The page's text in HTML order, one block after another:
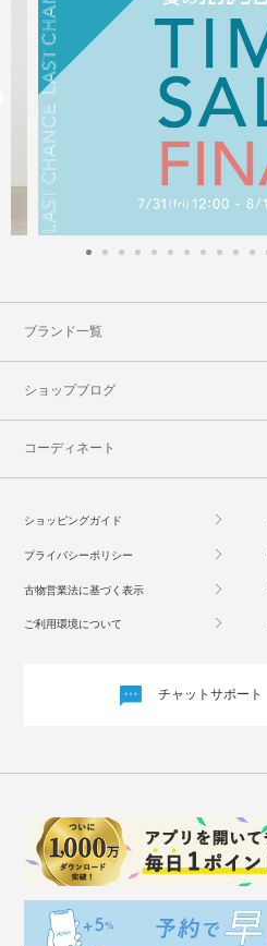
ブランド一覧
ショップブログ
コーディネート
ショッピングガイド
プライバシーポリシー
古物営業法に基づく表示
ご利用環境について
チャットサポート